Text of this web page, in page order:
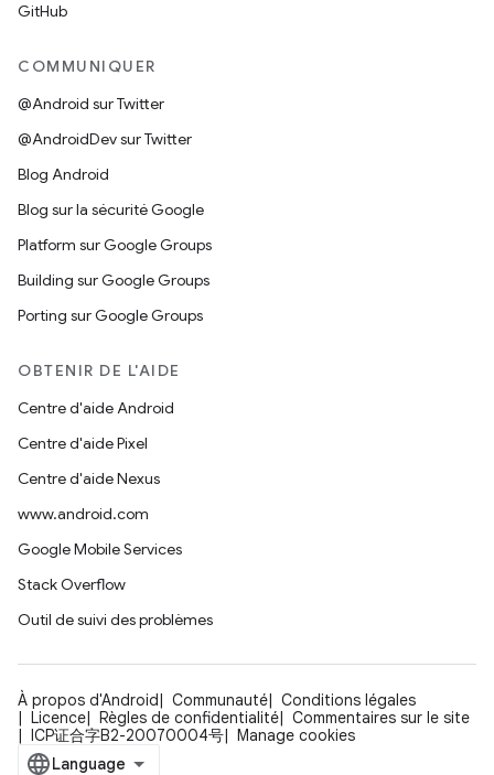
GitHub
COMMUNIQUER
@Android sur Twitter
@AndroidDev sur Twitter
Blog Android
Blog sur la sécurité Google
Platform sur Google Groups
Building sur Google Groups
Porting sur Google Groups
OBTENIR DE L'AIDE
Centre d'aide Android
Centre d'aide Pixel
Centre d'aide Nexus
www.android.com
Google Mobile Services
Stack Overflow
Outil de suivi des problèmes
À propos d'Android Communauté
Conditions légales
Licence
Règles de confidentialité
Commentaires sur le site
ICP证合字B2-20070004号
Manage cookies